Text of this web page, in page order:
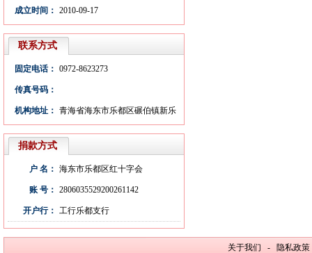
成立时间： 2010-09-17
联系方式
固定电话： 0972-8623273
传真号码：
机构地址： 青海省海东市乐都区碾伯镇新乐
大街3号
捐款方式
户 名： 海东市乐都区红十字会
账 号： 2806035529200261142
开户行： 工行乐都支行
关于我们 - 隐私政